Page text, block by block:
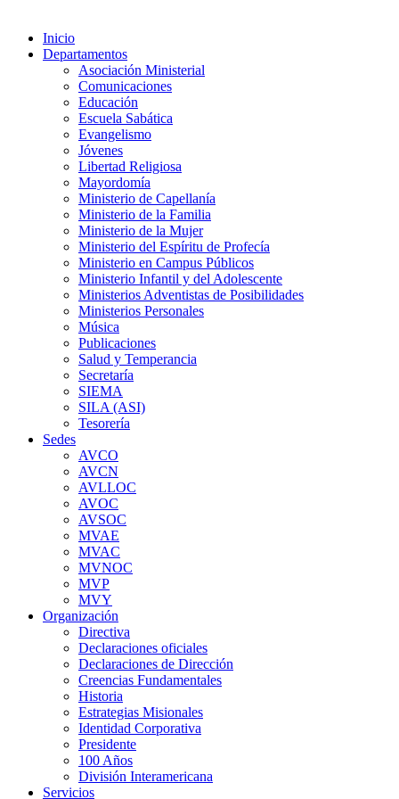
Inicio
Departamentos
Asociación Ministerial
Comunicaciones
Educación
Escuela Sabática
Evangelismo
Jóvenes
Libertad Religiosa
Mayordomía
Ministerio de Capellanía
Ministerio de la Familia
Ministerio de la Mujer
Ministerio del Espíritu de Profecía
Ministerio en Campus Públicos
Ministerio Infantil y del Adolescente
Ministerios Adventistas de Posibilidades
Ministerios Personales
Música
Publicaciones
Salud y Temperancia
Secretaría
SIEMA
SILA (ASI)
Tesorería
Sedes
AVCO
AVCN
AVLLOC
AVOC
AVSOC
MVAE
MVAC
MVNOC
MVP
MVY
Organización
Directiva
Declaraciones oficiales
Declaraciones de Dirección
Creencias Fundamentales
Historia
Estrategias Misionales
Identidad Corporativa
Presidente
100 Años
División Interamericana
Servicios